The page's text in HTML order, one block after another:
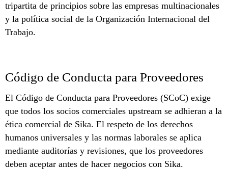
tripartita de principios sobre las empresas multinacionales
y la política social de la Organización Internacional del
Trabajo.
Código de Conducta para Proveedores
El Código de Conducta para Proveedores (SCoC) exige
que todos los socios comerciales upstream se adhieran a la
ética comercial de Sika. El respeto de los derechos
humanos universales y las normas laborales se aplica
mediante auditorías y revisiones, que los proveedores
deben aceptar antes de hacer negocios con Sika.